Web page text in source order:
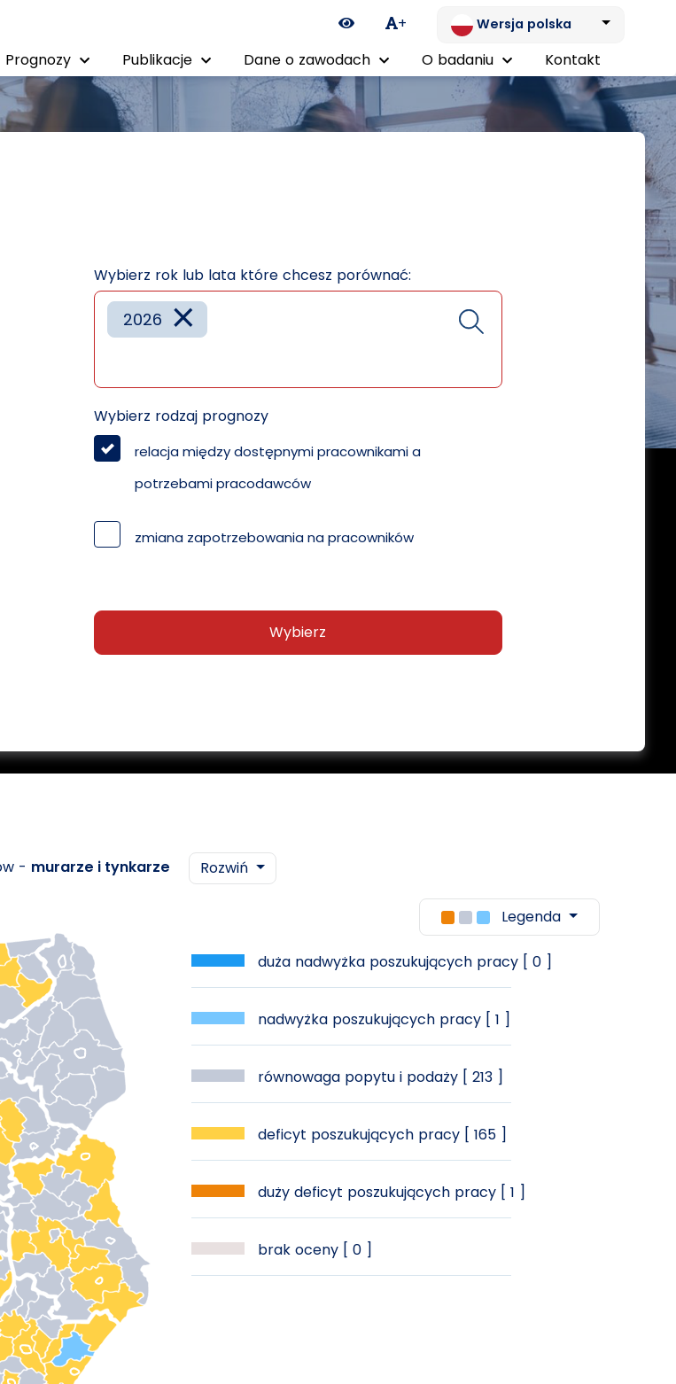
Ikona zmiany kontrastu
+ Wersja polska
Prognozy Publikacje Dane o zawodach O badaniu Kontakt
Wybierz rok lub lata które chcesz porównać:
×
2026
Wybierz rodzaj prognozy
relacja między dostępnymi pracownikami a
potrzebami pracodawców
zmiana zapotrzebowania na pracowników
Wybierz
- murarze i tynkarze Rozwiń
Legenda
duża nadwyżka poszukujących pracy [ 0 ]
nadwyżka poszukujących pracy [ 1 ]
równowaga popytu i podaży [ 213 ]
deficyt poszukujących pracy [ 165 ]
duży deficyt poszukujących pracy [ 1 ]
brak oceny [ 0 ]